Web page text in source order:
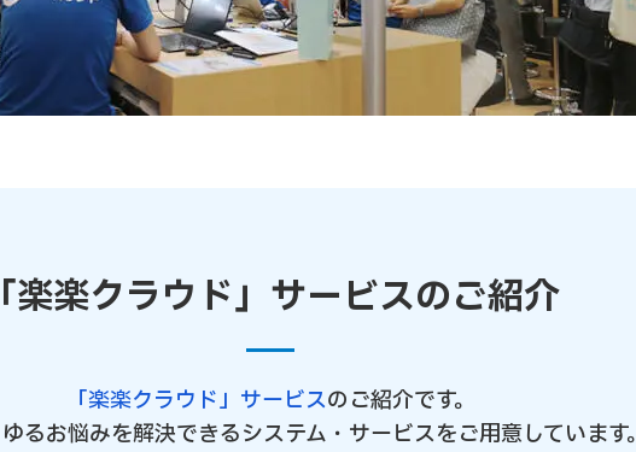
楽楽クラウド」サービスのご紹介
「楽楽クラウド」サービスのご紹介です。
るお悩みを解決できるシステム・サービスをご用意しています。